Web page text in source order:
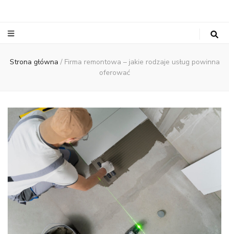
Strona główna / Firma remontowa – jakie rodzaje usług powinna
oferować